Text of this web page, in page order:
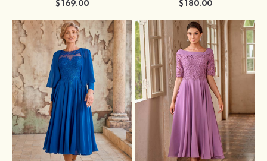
$169.00 $180.00